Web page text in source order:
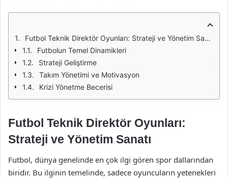
Futbol Teknik Direktör Oyunları: Strateji ve Yönetim Sanatı
Futbolun Temel Dinamikleri
Strateji Geliştirme
Takım Yönetimi ve Motivasyon
Krizi Yönetme Becerisi
Futbol Teknik Direktör Oyunları:
Strateji ve Yönetim Sanatı
Futbol, dünya genelinde en çok ilgi gören spor dallarından
biridir. Bu ilginin temelinde, sadece oyuncuların yetenekleri